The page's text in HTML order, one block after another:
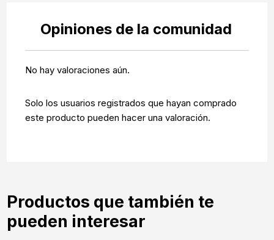
Opiniones de la comunidad
No hay valoraciones aún.
Solo los usuarios registrados que hayan comprado
este producto pueden hacer una valoración.
Productos que también te
pueden interesar